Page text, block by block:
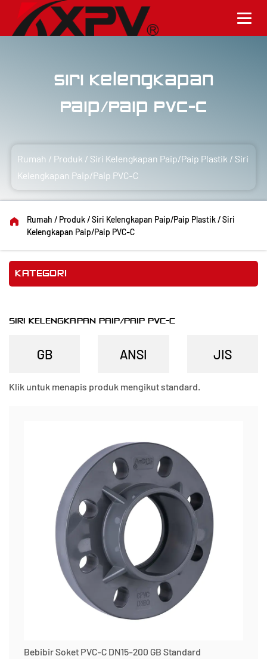
Siri Kelengkapan
Paip/Paip PVC-C
Rumah / Produk /Siri Kelengkapan Paip/Paip Plastik /Siri
Kelengkapan Paip/Paip PVC-C
Rumah / Produk/Siri Kelengkapan Paip/Paip Plastik/Siri
Kelengkapan Paip/Paip PVC-C
KATEGORI
SIRI KELENGKAPAN PAIP/PAIP PVC-C
Klik untuk menapis produk mengikut standard.
Bebibir Soket PVC-C DN15-200 GB Standard